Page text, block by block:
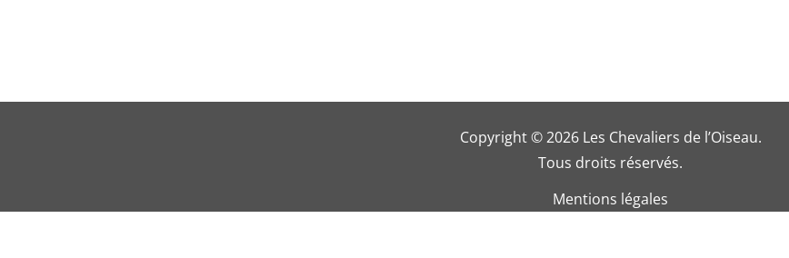
Copyright © 2026 Les Chevaliers de l’Oiseau.
Tous droits réservés.
Mentions légales